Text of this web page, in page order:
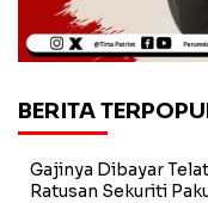
BERITA
Gajinya Dibayar
Ratusan Sekuriti